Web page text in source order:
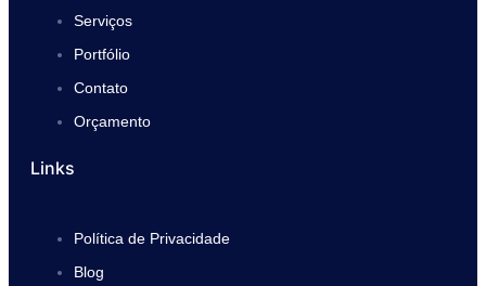
Serviços
Portfólio
Contato
Orçamento
Links
Política de Privacidade
Blog